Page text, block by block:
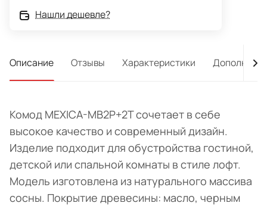
Нашли дешевле?
Описание Отзывы Характеристики
Комод MEXICA-MB2P+2T сочетает в себе
высокое качество и современный дизайн.
Изделие подходит для обустройства гостиной,
детской или спальной комнаты в стиле лофт.
Модель изготовлена из натурального массива
сосны. Покрытие древесины: масло, черным